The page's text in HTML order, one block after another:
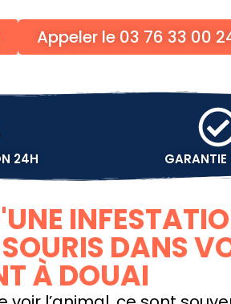
Appeler le 03 76 33 00
24H
DANS
À DOUAI